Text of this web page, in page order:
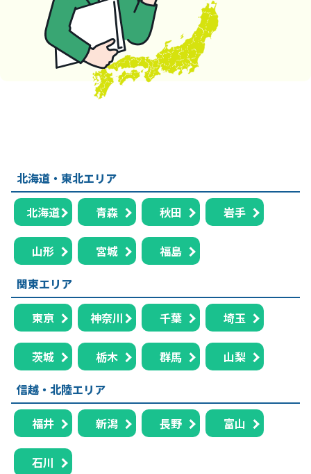
北海道・東北エリア
北海道 青森 秋田 岩手
山形 宮城
福島
関東エリア
東京 神奈川 千葉 埼玉
茨城 栃木 群馬
山梨
信越・北陸エリア
福井 新潟 長野 富山
石川